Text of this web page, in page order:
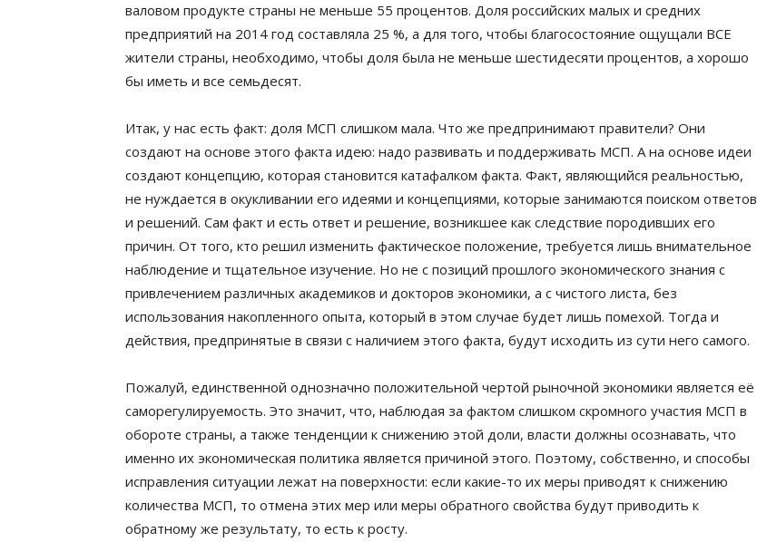
валовом продукте страны не меньше 55 процентов. Доля российских малых и средних
предприятий на 2014 год составляла 25 %, а для того, чтобы благосостояние ощущали ВСЕ
жители страны, необходимо, чтобы доля была не меньше шестидесяти процентов, а хорошо
бы иметь и все семьдесят.
Итак, у нас есть факт: доля МСП слишком мала. Что же предпринимают правители? Они
создают на основе этого факта идею: надо развивать и поддерживать МСП. А на основе идеи
создают концепцию, которая становится катафалком факта. Факт, являющийся реальностью,
не нуждается в окукливании его идеями и концепциями, которые занимаются поиском ответов
и решений. Сам факт и есть ответ и решение, возникшее как следствие породивших его
причин. От того, кто решил изменить фактическое положение, требуется лишь внимательное
наблюдение и тщательное изучение. Но не с позиций прошлого экономического знания с
привлечением различных академиков и докторов экономики, а с чистого листа, без
использования накопленного опыта, который в этом случае будет лишь помехой. Тогда и
действия, предпринятые в связи с наличием этого факта, будут исходить из сути него самого.
Пожалуй, единственной однозначно положительной чертой рыночной экономики является её
саморегулируемость. Это значит, что, наблюдая за фактом слишком скромного участия МСП в
обороте страны, а также тенденции к снижению этой доли, власти должны осознавать, что
именно их экономическая политика является причиной этого. Поэтому, собственно, и способы
исправления ситуации лежат на поверхности: если какие-то их меры приводят к снижению
количества МСП, то отмена этих мер или меры обратного свойства будут приводить к
обратному же результату, то есть к росту.